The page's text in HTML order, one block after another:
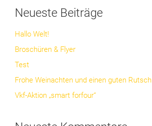
Neueste Beiträge
Hallo Welt!
Broschüren & Flyer
Test
Frohe Weinachten und einen guten Rutsch
Vkf-Aktion „smart forfour“